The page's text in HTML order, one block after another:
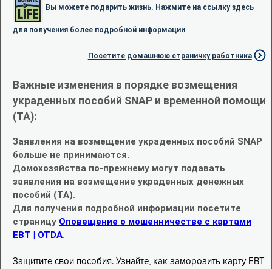
Вы можете подарить жизнь. Нажмите на ссылку здесь
для получения более подробной информации
Посетите домашнюю страничку работника
Важные изменения в порядке возмещения
украденных пособий SNAP и временной помощи
(TA):
Заявления на возмещение украденных пособий SNAP
больше не принимаются.
Домохозяйства по-прежнему могут подавать
заявления на возмещение украденных денежных
пособий (TA).
Для получения подробной информации посетите
страницу Оповещение о мошенничестве с картами
EBT | OTDA.
Защитите свои пособия. Узнайте, как заморозить карту EBT